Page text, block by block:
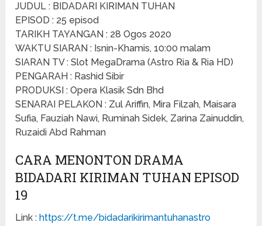
JUDUL : BIDADARI KIRIMAN TUHAN
EPISOD : 25 episod
TARIKH TAYANGAN : 28 Ogos 2020
WAKTU SIARAN : Isnin-Khamis, 10:00 malam
SIARAN TV : Slot MegaDrama (Astro Ria & Ria HD)
PENGARAH : Rashid Sibir
PRODUKSI : Opera Klasik Sdn Bhd
SENARAI PELAKON : Zul Ariffin, Mira Filzah, Maisara
Sufia, Fauziah Nawi, Ruminah Sidek, Zarina Zainuddin,
Ruzaidi Abd Rahman
CARA MENONTON DRAMA
BIDADARI KIRIMAN TUHAN EPISOD
19
Link : https://t.me/bidadarikirimantuhanastro